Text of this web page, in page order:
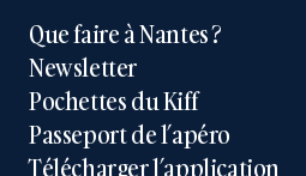
Que faire à Nantes ?
Newsletter
Pochettes du Kiff
Passeport de l’apéro
Télécharger l’application